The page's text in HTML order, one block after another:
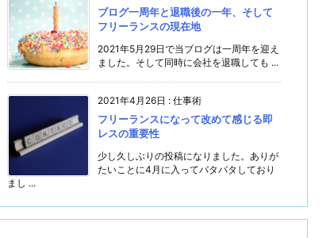
ブログ一周年と退職後の一年、そして
フリーランスの現在地
2021年5月29日で当ブログは一周年を迎え
ました。そして同時に会社を退職しても ...
2021年4月26日 : 仕事術
フリーランスになって改めて感じる即
レスの重要性
少し久しぶりの投稿になりました。ありが
たいことに4月に入ってバタバタしており
まし ...